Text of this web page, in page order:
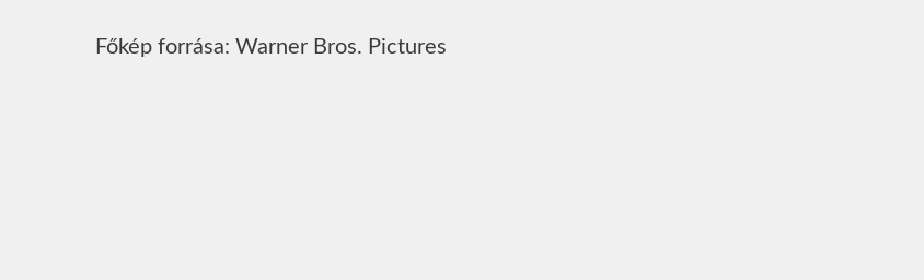
Főkép forrása: Warner Bros. Pictures